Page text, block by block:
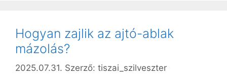
Hogyan zajlik az ajtó-ablak
mázolás?
2025.07.31. Szerző: tiszai_szilveszter